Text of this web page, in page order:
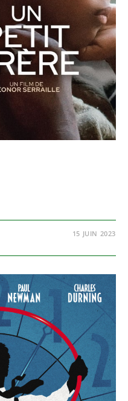
15 JUIN 2023